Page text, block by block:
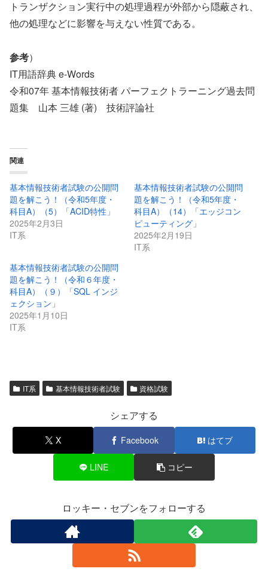
トランザクション実行中の処理過程が外部から隠蔽され、
他の処理などに影響を与えない性質である。
参考）
IT用語辞典 e-Words
令和07年 基本情報技術者 パーフェクトラーニング過去問
題集 山本 三雄 (著) 技術評論社
関連
基本情報技術者試験の公開問
題を解こう！（令和5年度・
科目A）（5）「ACID特性」
2025年2月3日
IT系
基本情報技術者試験の公開問
題を解こう！（令和5年度・
科目A）（14）「エッジコン
ピューティング」
2025年2月19日
IT系
基本情報技術者試験の公開問
題を解こう！（令和６年度・
科目A）（９）「SQL インジ
ェクション」
2025年1月10日
IT系
IT系 基本情報技術者試験 資格試験
シェアする
X Facebook はてブ
LINE コピー
ロッキー・セブンをフォローする